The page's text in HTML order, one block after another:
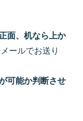
面、机なら上か
ールでお送り
可能か判断させ